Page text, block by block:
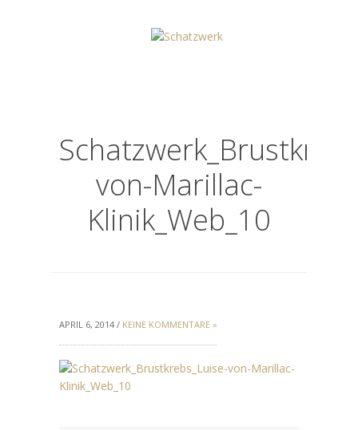
von-Marillac-
Klinik_Web_10
APRIL 6, 2014 / KEINE KOMMENTARE »